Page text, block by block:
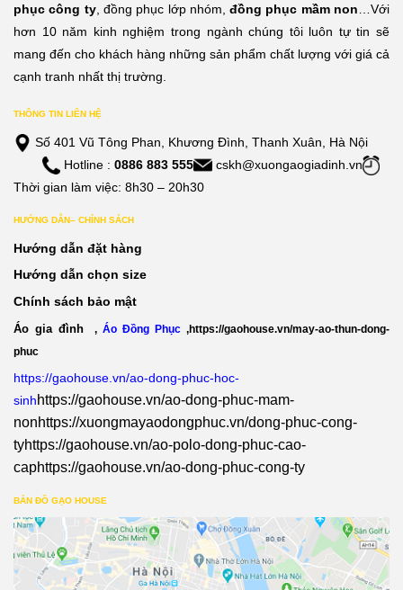
phục công ty, đồng phục lớp nhóm,đồng phục mầm non …Với
hơn 10 năm kinh nghiệm trong ngành chúng tôi luôn tự tin sẽ
mang đến cho khách hàng những sản phẩm chất lượng với giá cả
cạnh tranh nhất thị trường.
THÔNG TIN LIÊN HỆ
Số 401 Vũ Tông Phan, Khương Đình, Thanh Xuân, Hà Nội
Hotline : 0886 883 555
cskh@xuongaogiadinh.vn
Thời gian làm việc: 8h30 – 20h30
HƯỚNG DẪN– CHÍNH SÁCH
Hướng dẫn đặt hàng
Hướng dẫn chọn size
Chính sách bảo mật
Áo gia đình , Áo Đồng Phục ,https://gaohouse.vn/may-ao-thun-dong-
phuc
https://gaohouse.vn/ao-dong-phuc-hoc-
sinhhttps://gaohouse.vn/ao-dong-phuc-mam-
nonhttps://xuongmayaodongphuc.vn/dong-phuc-cong-
tyhttps://gaohouse.vn/ao-polo-dong-phuc-cao-
caphttps://gaohouse.vn/ao-dong-phuc-cong-ty
BẢN ĐỒ GẠO HOUSE